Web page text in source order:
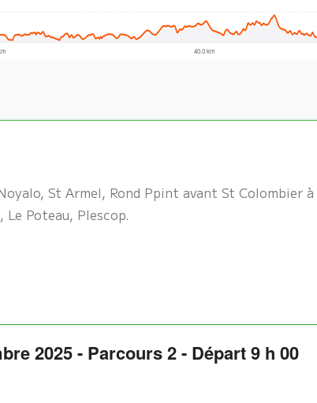
St Armel, Rond Ppint avant St Colombier
Poteau, Plescop.